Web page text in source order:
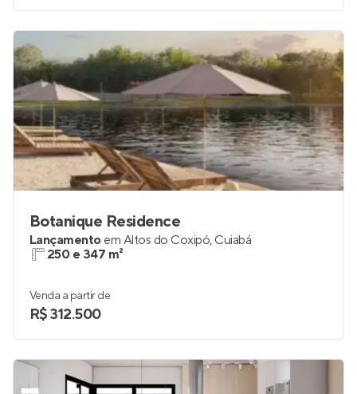
Botanique Residence
Lançamento em Altos do Coxipó, Cuiabá
250 e 347 m²
Venda a partir de
R$ 312.500